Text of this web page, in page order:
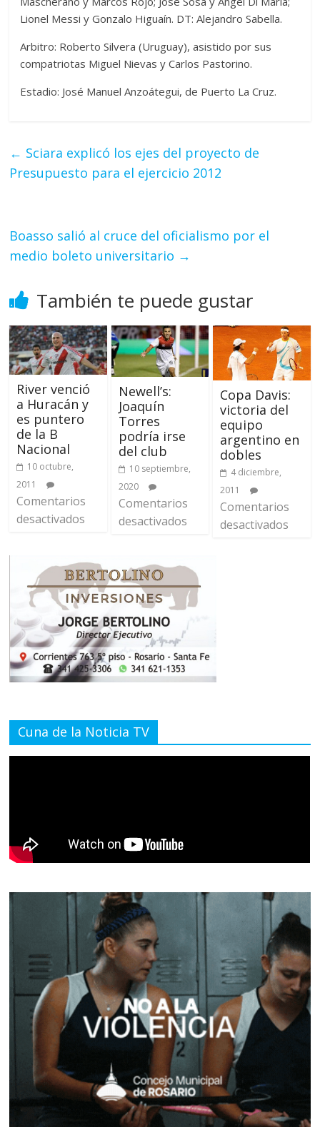
Lionel Messi y Gonzalo Higuaín. DT: Alejandro Sabella.
Arbitro: Roberto Silvera (Uruguay), asistido por sus
compatriotas Miguel Nievas y Carlos Pastorino.
Estadio: José Manuel Anzoátegui, de Puerto La Cruz.
← Sciara explicó los ejes del proyecto de
Presupuesto para el ejercicio 2012
Boasso salió al cruce del oficialismo por el
medio boleto universitario →
También te puede gustar
River venció
a Huracán y
es puntero
de la B
Nacional
10 octubre,
2011
Comentarios
desactivados
Newell’s:
Joaquín
Torres
podría irse
del club
10 septiembre,
2020
Comentarios
desactivados
Copa Davis:
victoria del
equipo
argentino en
dobles
4 diciembre,
2011
Comentarios
desactivados
Cuna de la Noticia TV